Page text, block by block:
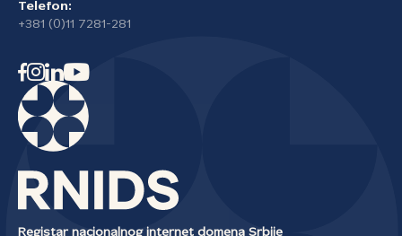
Telefon:
+381 (0)11 7281-281
Registar nacionalnog internet domena Srbije